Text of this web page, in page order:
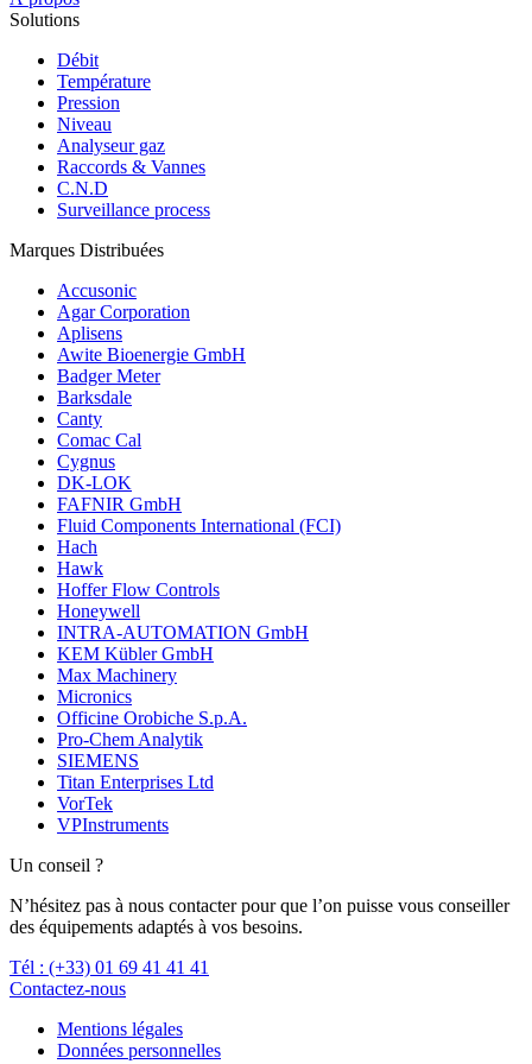
Solutions
Débit
Température
Pression
Niveau
Analyseur gaz
Raccords & Vannes
C.N.D
Surveillance process
Marques Distribuées
Accusonic
Agar Corporation
Aplisens
Awite Bioenergie GmbH
Badger Meter
Barksdale
Canty
Comac Cal
Cygnus
DK-LOK
FAFNIR GmbH
Fluid Components International (FCI)
Hach
Hawk
Hoffer Flow Controls
Honeywell
INTRA-AUTOMATION GmbH
KEM Kübler GmbH
Max Machinery
Micronics
Officine Orobiche S.p.A.
Pro-Chem Analytik
SIEMENS
Titan Enterprises Ltd
VorTek
VPInstruments
Un conseil ?
N’hésitez pas à nous contacter pour que l’on puisse vous conseiller
des équipements adaptés à vos besoins.
Tél : (+33) 01 69 41 41 41
Contactez-nous
Mentions légales
Données personnelles